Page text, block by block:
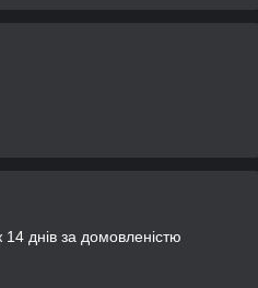
днів за домовленістю